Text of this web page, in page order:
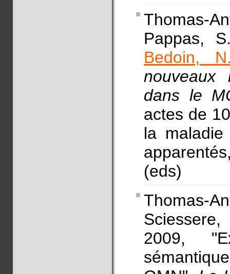
Thomas-
Pappas,
Bedoin,
dans le
actes de
la
(eds)
Thomas-
2009,